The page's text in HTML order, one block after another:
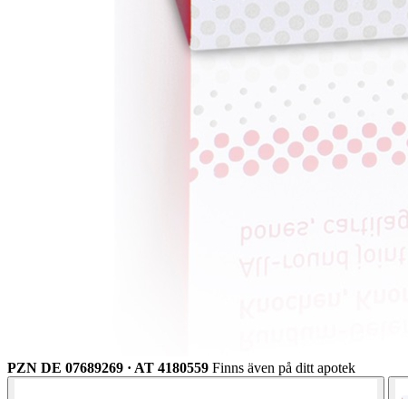
PZN DE 07689269 · AT 4180559 Finns även på ditt apotek